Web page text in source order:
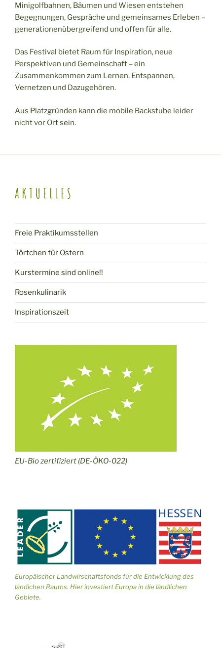
Minigolfbahnen, Bäumen und Wiesen entstehen
Begegnungen, Gespräche und gemeinsames Erleben –
generationenübergreifend und offen für alle.
Das Festival bietet Raum für Inspiration, neue
Perspektiven und Gemeinschaft – ein
Zusammenkommen zum Lernen, Entspannen,
Vernetzen und Dazugehören.
Aus Platzgründen kann die mobile Backstube leider
nicht vor Ort sein.
AKTUELLES
Freie Praktikumsstellen
Törtchen für Ostern
Kurstermine sind online!!
Rosenkulinarik
Inspirationszeit
EU-Bio zertifiziert (DE-ÖKO-022)
Europäischer Landwirschaftsfonds für die Entwicklung des
ländichen Raums. Hier investiert Europa in die ländlichen
Gebiete.